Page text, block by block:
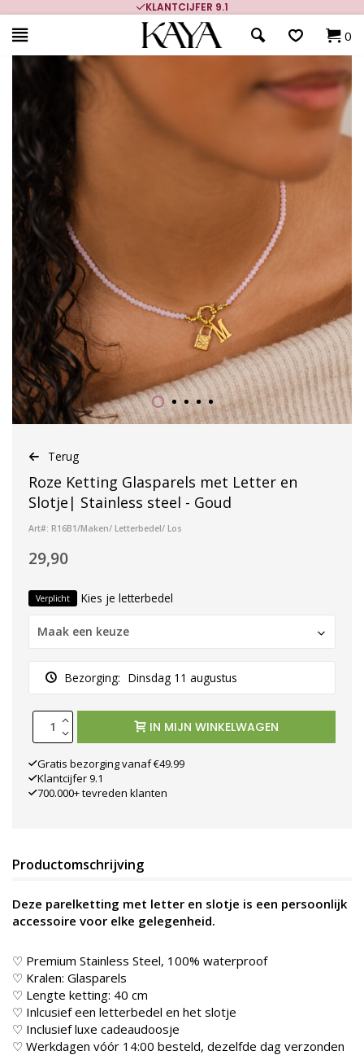
KLANTCIJFER 9.1
0
Terug
Roze Ketting Glasparels met Letter en
Slotje| Stainless steel - Goud
Art#: R16B1/Maken/ Letterbedel/ Los
29,90
Verplicht Kies je letterbedel
Maak een keuze
Bezorging: Dinsdag 11 augustus
IN MIJN WINKELWAGEN
Gratis bezorging vanaf €49.99
Klantcijfer 9.1
700.000+ tevreden klanten
Productomschrijving
Deze parelketting met letter en slotje is een persoonlijk
accessoire voor elke gelegenheid.
♡ Premium Stainless Steel, 100% waterproof
♡ Kralen: Glasparels
♡ Lengte ketting: 40 cm
♡ Inlcusief een letterbedel en het slotje
♡ Inclusief luxe cadeaudoosje
♡ Werkdagen vóór 14:00 besteld, dezelfde dag verzonden